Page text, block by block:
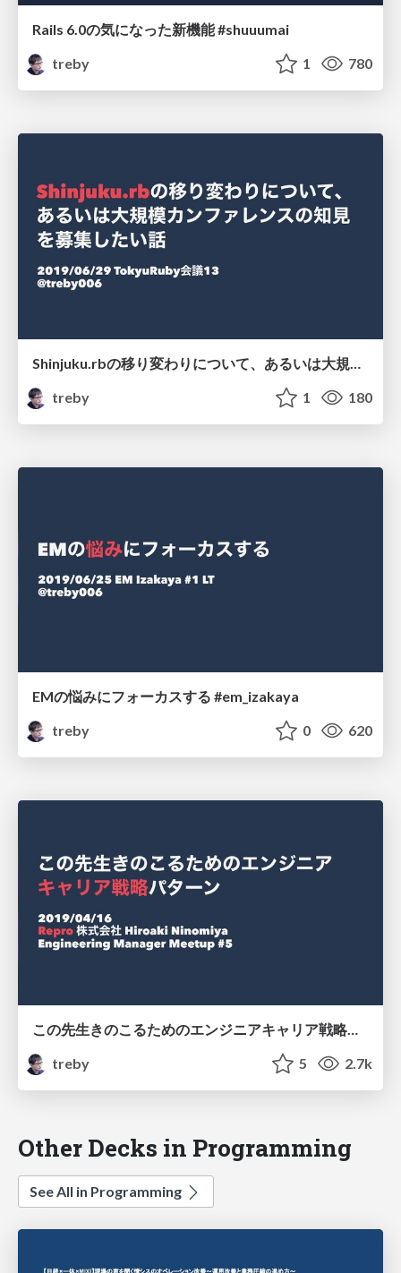
Rails 6.0の気になった新機能 #shuuumai
treby
1 780
treby
1 180
EMの悩みにフォーカスする #em_izakaya
treby
0 620
この先生きのこるためのエンジニアキャリア戦略パターン #em_meetup
treby
5 2.7k
Other Decks in Programming
See All in Programming